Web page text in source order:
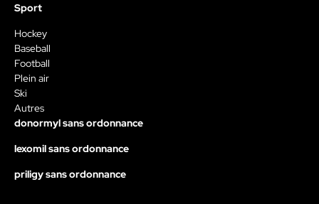
Sport
Hockey
Baseball
Football
Plein air
Ski
Autres
donormyl sans ordonnance
lexomil sans ordonnance
priligy sans ordonnance